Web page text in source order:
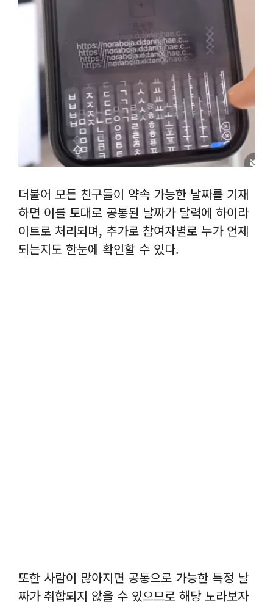
더불어 모든 친구들이 약속 가능한 날짜를 기재
하면 이를 토대로 공통된 날짜가 달력에 하이라
이트로 처리되며, 추가로 참여자별로 누가 언제
되는지도 한눈에 확인할 수 있다.
또한 사람이 많아지면 공통으로 가능한 특정 날
짜가 취합되지 않을 수 있으므로 해당 노라보자